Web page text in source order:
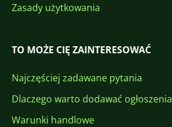
Zasady użytkowania
TO MOŻE CIĘ ZAINTERESOWAĆ
Najczęściej zadawane pytania
Dlaczego warto dodawać ogłoszenia
Warunki handlowe